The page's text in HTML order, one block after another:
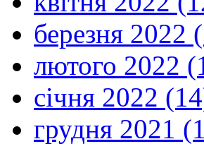
березня 2022
лютого 2022
січня 2022
грудня 2021